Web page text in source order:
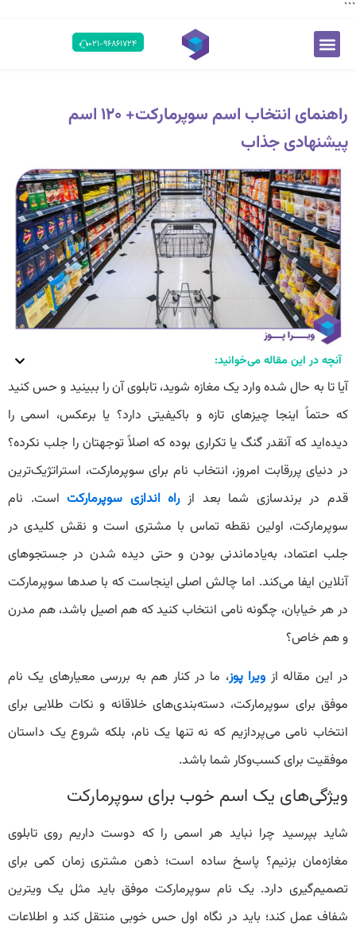
```
۰۲۱-۹۶۸۶۱۷۲۴
راهنمای انتخاب اسم سوپرمارکت+ ۱۲۰ اسم
پیشنهادی جذاب
آنچه در این مقاله می‌خوانید:
آیا تا به حال شده وارد یک مغازه شوید، تابلوی آن را ببینید و حس کنید
که حتماً اینجا چیزهای تازه و باکیفیتی دارد؟ یا برعکس، اسمی را
دیده‌اید که آنقدر گنگ یا تکراری بوده که اصلاً توجهتان را جلب نکرده؟
در دنیای پررقابت امروز، انتخاب نام برای سوپرمارکت، استراتژیک‌ترین
قدم در برندسازی شما بعد ازراه اندازی سوپرمارکتاست. نام
سوپرمارکت، اولین نقطه تماس با مشتری است و نقش کلیدی در
جلب اعتماد، به‌یادماندنی بودن و حتی دیده شدن در جستجوهای
آنلاین ایفا می‌کند. اما چالش اصلی اینجاست که با صدها سوپرمارکت
در هر خیابان، چگونه نامی انتخاب کنید که هم اصیل باشد، هم مدرن
و هم خاص؟
در این مقاله از ویرا پوز، ما در کنار هم به بررسی معیارهای یک نام
موفق برای سوپرمارکت، دسته‌بندی‌های خلاقانه و نکات طلایی برای
انتخاب نامی می‌پردازیم که نه‌ تنها یک نام، بلکه شروع یک داستان
موفقیت برای کسب‌وکار شما باشد.
ویژگی‌های یک اسم خوب برای سوپرمارکت
شاید بپرسید چرا نباید هر اسمی را که دوست داریم روی تابلوی
مغازه‌مان بزنیم؟ پاسخ ساده است؛ ذهن مشتری زمان کمی برای
تصمیم‌گیری دارد. یک نام سوپرمارکت موفق باید مثل یک ویترین
شفاف عمل کند؛ باید در نگاه اول حس خوبی منتقل کند و اطلاعات